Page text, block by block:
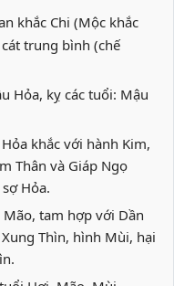
khắc Chi (Mộc khắc
trung bình (chế
Hỏa, kỵ các tuổi: Mậu
khắc với hành Kim,
Thân và Giáp Ngọ
Hỏa.
tam hợp với Dần
Thìn, hình Mùi, hại